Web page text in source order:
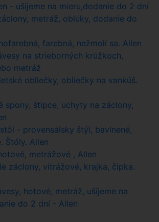
- ušijeme na mieru,dodanie do 2 dní
metráž, oblúky, dodanie do
farebná, nežmolí sa. Allen
na strieborných krúžkoch,
metráž
obliečky, obliečky na vankúš.
spony, štipce, uchyty na záclony,
- provensálsky štýl, bavlnené,
Štóly. Allen
metrážové , Allen
záclony, vitrážové, krajka, čipka.
hotové, metráž, ušijeme na
do 2 dní - Allen